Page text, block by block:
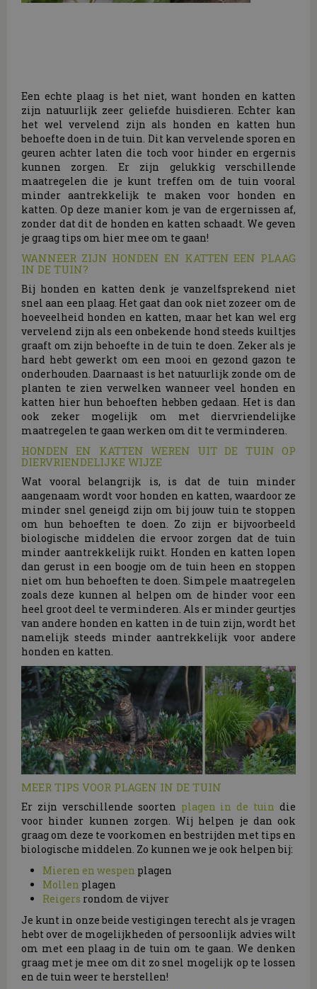
Een echte plaag is het niet, want honden en katten
zijn natuurlijk zeer geliefde huisdieren. Echter kan
het wel vervelend zijn als honden en katten hun
behoefte doen in de tuin. Dit kan vervelende sporen en
geuren achter laten die toch voor hinder en ergernis
kunnen zorgen. Er zijn gelukkig verschillende
maatregelen die je kunt treffen om de tuin vooral
minder aantrekkelijk te maken voor honden en
katten. Op deze manier kom je van de ergernissen af,
zonder dat dit de honden en katten schaadt. We geven
je graag tips om hier mee om te gaan!
WANNEER ZIJN HONDEN EN KATTEN EEN PLAAG
IN DE TUIN?
Bij honden en katten denk je vanzelfsprekend niet
snel aan een plaag. Het gaat dan ook niet zozeer om de
hoeveelheid honden en katten, maar het kan wel erg
vervelend zijn als een onbekende hond steeds kuiltjes
graaft om zijn behoefte in de tuin te doen. Zeker als je
hard hebt gewerkt om een mooi en gezond gazon te
onderhouden. Daarnaast is het natuurlijk zonde om de
planten te zien verwelken wanneer veel honden en
katten hier hun behoeften hebben gedaan. Het is dan
ook zeker mogelijk om met diervriendelijke
maatregelen te gaan werken om dit te verminderen.
HONDEN EN KATTEN WEREN UIT DE TUIN OP
DIERVRIENDELIJKE WIJZE
Wat vooral belangrijk is, is dat de tuin minder
aangenaam wordt voor honden en katten, waardoor ze
minder snel geneigd zijn om bij jouw tuin te stoppen
om hun behoeften te doen. Zo zijn er bijvoorbeeld
biologische middelen die ervoor zorgen dat de tuin
minder aantrekkelijk ruikt. Honden en katten lopen
dan gerust in een boogje om de tuin heen en stoppen
niet om hun behoeften te doen. Simpele maatregelen
zoals deze kunnen al helpen om de hinder voor een
heel groot deel te verminderen. Als er minder geurtjes
van andere honden en katten in de tuin zijn, wordt het
namelijk steeds minder aantrekkelijk voor andere
honden en katten.
MEER TIPS VOOR PLAGEN IN DE TUIN
Er zijn verschillende soorten plagen in de tuin die
voor hinder kunnen zorgen. Wij helpen je dan ook
graag om deze te voorkomen en bestrijden met tips en
biologische middelen. Zo kunnen we je ook helpen bij:
Mieren en wespen plagen
Mollen plagen
Reigers rondom de vijver
Je kunt in onze beide vestigingen terecht als je vragen
hebt over de mogelijkheden of persoonlijk advies wilt
om met een plaag in de tuin om te gaan. We denken
graag met je mee om dit zo snel mogelijk op te lossen
en de tuin weer te herstellen!